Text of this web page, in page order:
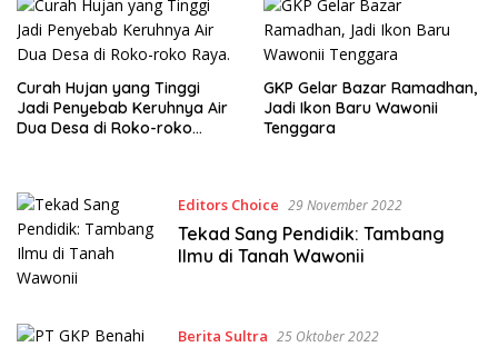
Curah Hujan yang Tinggi
Jadi Penyebab Keruhnya Air
Dua Desa di Roko-roko
GKP Gelar Bazar Ramadhan,
Jadi Ikon Baru Wawonii
Tenggara
Editors Choice 29 November 2022
Tekad Sang Pendidik: Tambang
Ilmu di Tanah Wawonii
Berita Sultra 25 Oktober 2022